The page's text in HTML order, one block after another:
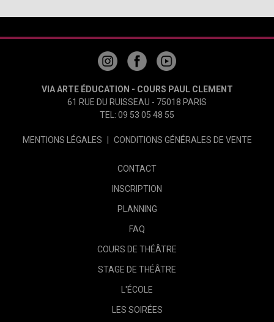
VIA ARTE ÉDUCATION - COURS PAUL CLEMENT
61 RUE DU RUISSEAU - 75018 PARIS
TEL: 09 53 05 48 55
MENTIONS LÉGALES CONDITIONS GÉNÉRALES DE VENTE
CONTACT
INSCRIPTION
PLANNING
FAQ
COURS DE THÉÂTRE
STAGE DE THÉÂTRE
L'ÉCOLE
LES SOIRÉES